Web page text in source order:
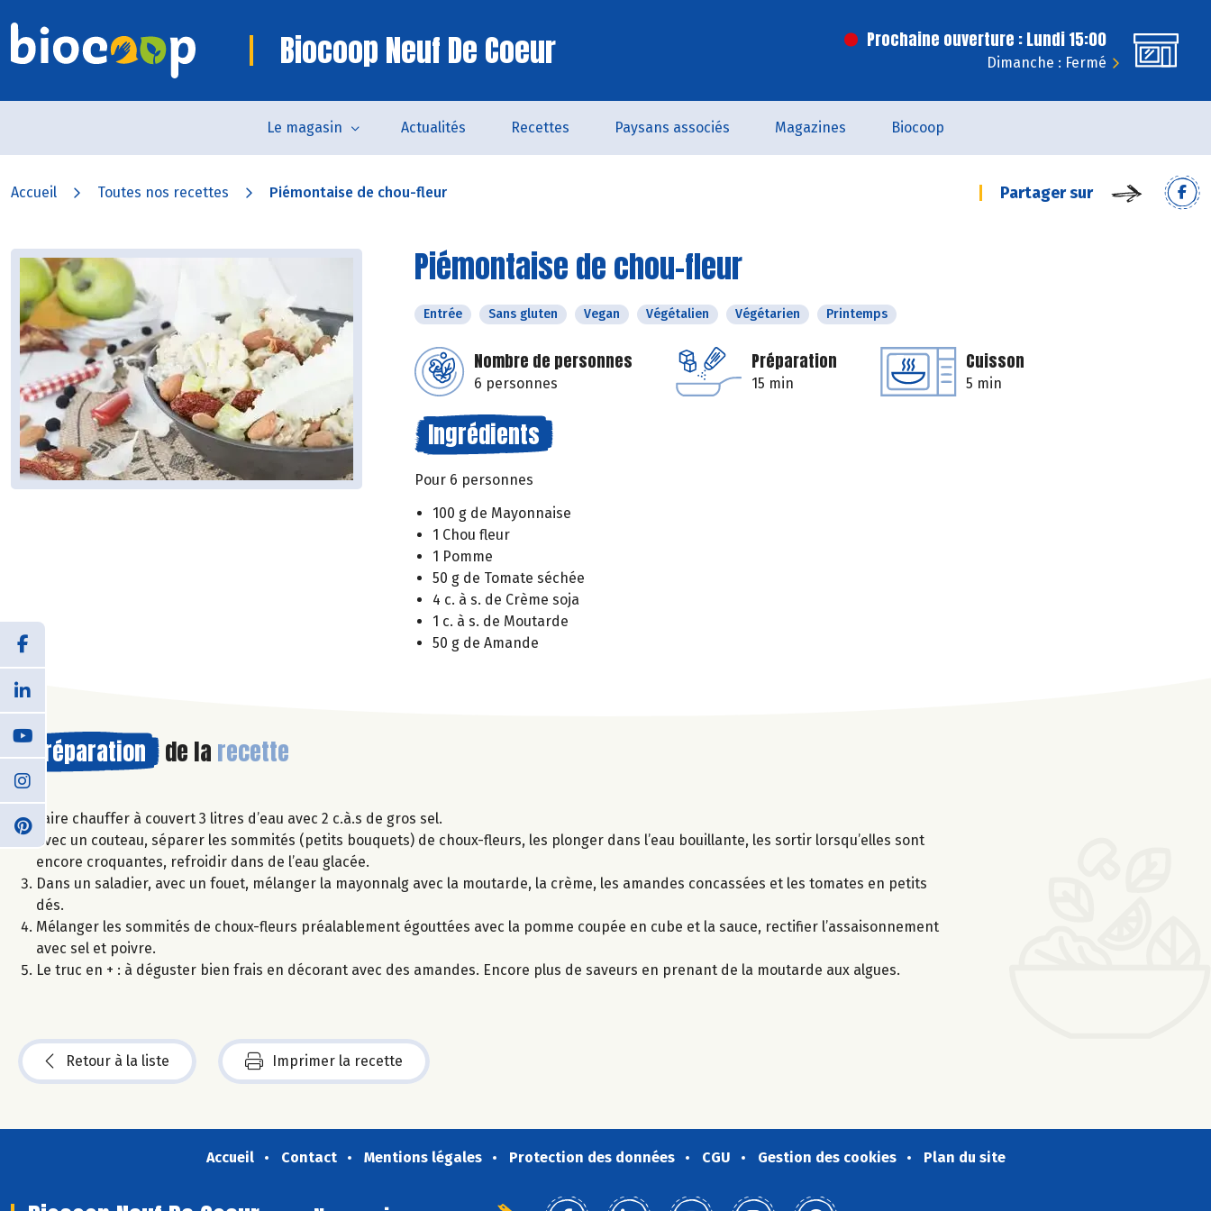
Biocoop Neuf De Coeur Prochaine ouverture : Lundi 15:00
Dimanche : Fermé
Le magasin Actualités Recettes Paysans associés Magazines Biocoop
Accueil Toutes nos recettes Piémontaise de chou-fleur Partager sur
Piémontaise de chou-fleur
Entrée Sans gluten Vegan Végétalien Végétarien Printemps
Nombre de personnes
6 personnes
Préparation
15 min
Cuisson
5 min
Ingrédients
Pour 6 personnes
100 g de Mayonnaise
1 Chou fleur
1 Pomme
50 g de Tomate séchée
4 c. à s. de Crème soja
1 c. à s. de Moutarde
50 g de Amande
Préparation de la recette
Faire chauffer à couvert 3 litres d’eau avec 2 c.à.s de gros sel.
Avec un couteau, séparer les sommités (petits bouquets) de choux-fleurs, les plonger dans l’eau bouillante, les sortir lorsqu’elles sont
encore croquantes, refroidir dans de l’eau glacée.
Dans un saladier, avec un fouet, mélanger la mayonnalg avec la moutarde, la crème, les amandes concassées et les tomates en petits
dés.
Mélanger les sommités de choux-fleurs préalablement égouttées avec la pomme coupée en cube et la sauce, rectifier l’assaisonnement
avec sel et poivre.
Le truc en + : à déguster bien frais en décorant avec des amandes. Encore plus de saveurs en prenant de la moutarde aux algues.
Retour à la liste Imprimer la recette
Accueil Contact Mentions légales Protection des données CGU Gestion des cookies Plan du site